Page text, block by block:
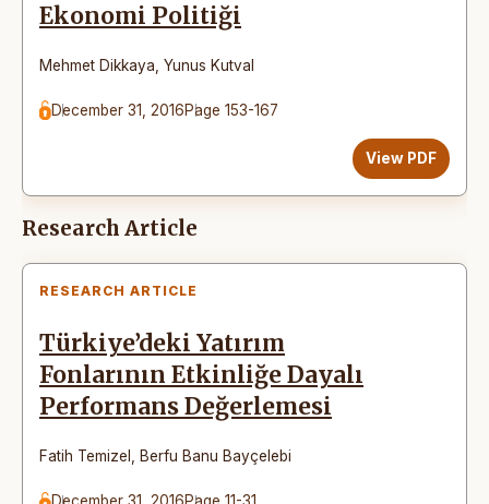
Ekonomi Politiği
Mehmet Dikkaya Yunus Kutval
December 31, 2016Page 153-167
View PDF
Research Article
RESEARCH ARTICLE
Türkiye’deki Yatırım
Fonlarının Etkinliğe Dayalı
Performans Değerlemesi
Fatih Temizel Berfu Banu Bayçelebi